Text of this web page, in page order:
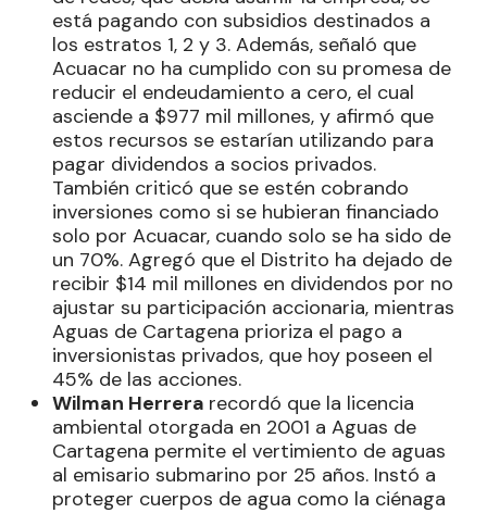
está pagando con subsidios destinados a
los estratos 1, 2 y 3. Además, señaló que
Acuacar no ha cumplido con su promesa de
reducir el endeudamiento a cero, el cual
asciende a $977 mil millones, y afirmó que
estos recursos se estarían utilizando para
pagar dividendos a socios privados.
También criticó que se estén cobrando
inversiones como si se hubieran financiado
solo por Acuacar, cuando solo se ha sido de
un 70%. Agregó que el Distrito ha dejado de
recibir $14 mil millones en dividendos por no
ajustar su participación accionaria, mientras
Aguas de Cartagena prioriza el pago a
inversionistas privados, que hoy poseen el
45% de las acciones.
Wilman Herrera recordó que la licencia
ambiental otorgada en 2001 a Aguas de
Cartagena permite el vertimiento de aguas
al emisario submarino por 25 años. Instó a
proteger cuerpos de agua como la ciénaga